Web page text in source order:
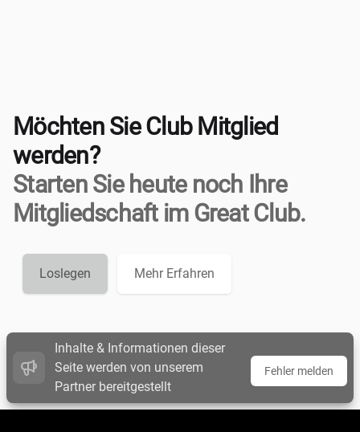
Möchten Sie Club Mitglied
werden?
Starten Sie heute noch Ihre
Mitgliedschaft im Great Club.
Loslegen Mehr Erfahren
Inhalte & Informationen dieser
Seite werden von unserem
Partner bereitgestellt
Fehler melden